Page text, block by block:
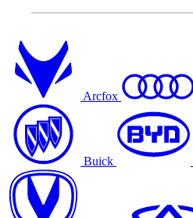
Arcfox
Buick